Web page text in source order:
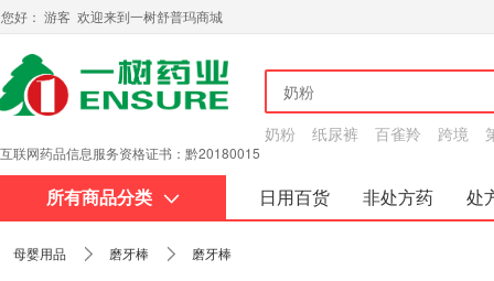
您好： 游客 欢迎来到一树舒普玛商城
互联网药品信息服务资格证书：黔20180015
奶粉 纸尿裤 百雀羚 跨境
所有商品分类 日用百货 非处方药
处
母婴用品 磨牙棒 磨牙棒